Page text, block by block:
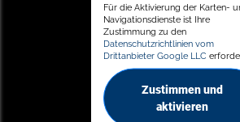
Für die Aktivierung der Karten-
Navigationsdienste ist Ihre
Zustimmung zu den
Datenschutzrichtlinien vom
Drittanbieter Google LLC
Zustimmen und
aktivieren